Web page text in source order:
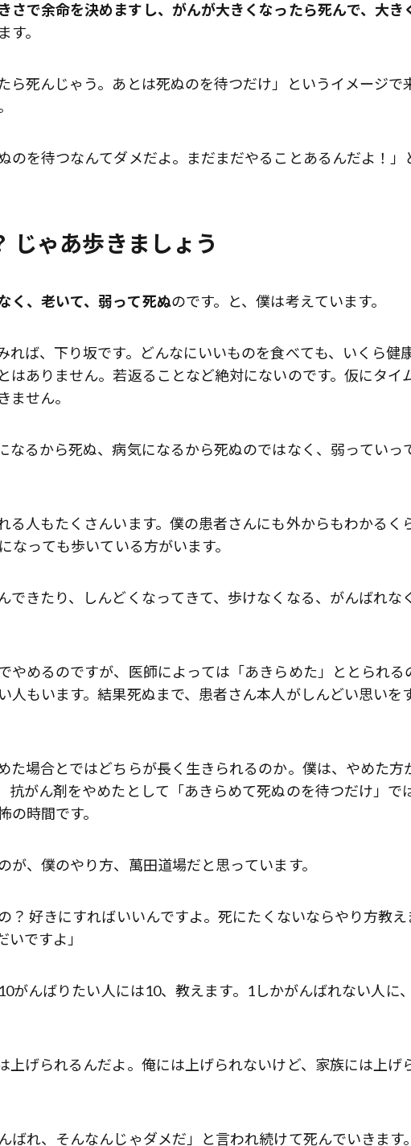
さで余命を決めますし、がんが大きくなったら死んで、大き
す。
ら死んじゃう。あとは死ぬのを待つだけ」というイメージで
のを待つなんてダメだよ。まだまだやることあるんだよ！」
じゃあ歩きましょう
く、老いて、弱って死ぬのです。と、僕は考えています。
れば、下り坂です。どんなにいいものを食べても、いくら健
はありません。若返ることなど絶対にないのです。仮にタイ
ません。
なるから死ぬ、病気になるから死ぬのではなく、弱っていっ
る人もたくさんいます。僕の患者さんにも外からもわかるく
っても歩いている方がいます。
できたり、しんどくなってきて、歩けなくなる、がんばれな
やめるのですが、医師によっては「あきらめた」ととられる
人もいます。結果死ぬまで、患者さん本人がしんどい思いを
た場合とではどちらが長く生きられるのか。僕は、やめた方
抗がん剤をやめたとして「あきらめて死ぬのを待つだけ」で
時間です。
、僕のやり方、萬田道場だと思っています。
？ 好きにすればいいんですよ。死にたくないならやり方教え
ですよ」
がんばりたい人には10、教えます。1しかがんばれない人に
上げられるんだよ。俺には上げられないけど、家族には上げ
ばれ、そんなんじゃダメだ」と言われ続けて死んでいきます